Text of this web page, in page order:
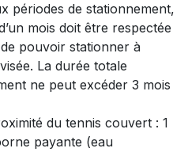
périodes de stationnement,
mois doit être respectée
pouvoir stationner à
La durée totale
ne peut excéder 3 mois
du tennis couvert : 1
payante (eau